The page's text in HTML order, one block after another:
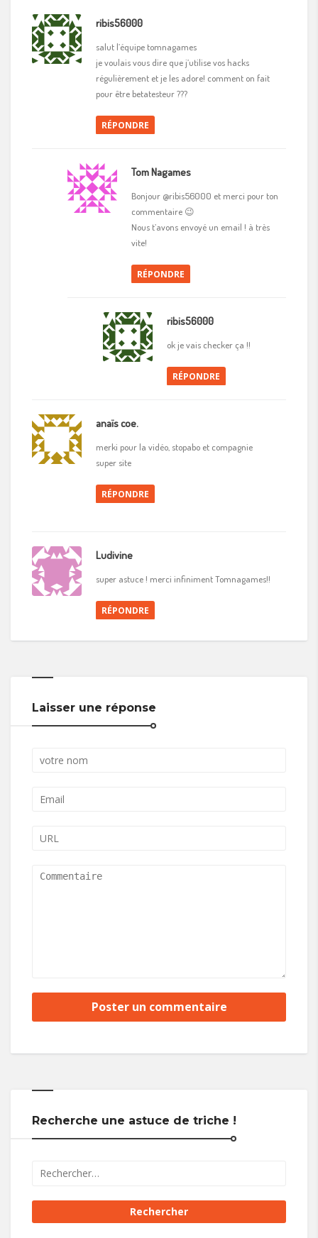
ribis56000
salut l’équipe tomnagames
je voulais vous dire que j’utilise vos hacks
régulièrement et je les adore! comment on fait
pour être betatesteur ???
RÉPONDRE
Tom Nagames
Bonjour @ribis56000 et merci pour ton
commentaire 😉
Nous t’avons envoyé un email ! à très
vite!
RÉPONDRE
ribis56000
ok je vais checker ça !!
RÉPONDRE
anaïs coe.
merki pour la vidéo, stopabo et compagnie
super site
RÉPONDRE
Ludivine
super astuce ! merci infiniment Tomnagames!!
RÉPONDRE
Laisser une réponse
Recherche une astuce de triche !